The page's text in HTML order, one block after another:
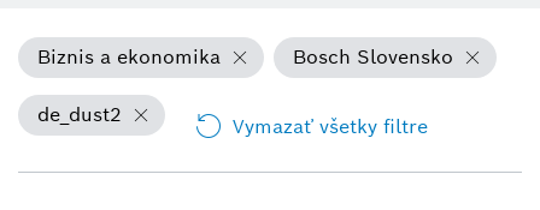
Biznis a ekonomika Bosch Slovensko
de_dust2 Vymazať všetky filtre